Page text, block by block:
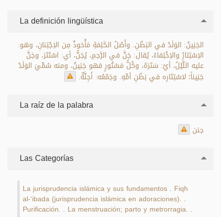
La definición lingüística
الجَنِينُ: الوَلَدُ في البَطْنِ. وأَصْلُ الكَلِمَةِ مَأْخوذٌ مِن الاِجْتِنانِ، وهو:
الاِسْتِتارُ والاِخْتِفاءُ، يُقال: جَنَّ في الرَّحِمِ، يُجَنُّ، أي: اسْتَتَرَ، وجَنَّ
عليه اللَّيْلُ، أيْ: سَتَرَهُ، وكُلُّ مَسْتُورٍ فهو جَنِينٌ، ومنه سُمِّيَ الوَلَدُ
جَنِيناً؛ لاسْتِتَارِه في بَطْنِ أمِّهِ. وجَمْعُه: أَجِنَّةٌ.
La raíz de la palabra
جنن
Las Categorías
La jurisprudencia islámica y sus fundamentos Fiqh
al-‘ibada (jurisprudencia islámica en adoraciones).
Purificación. La menstruación; parto y metrorragia.